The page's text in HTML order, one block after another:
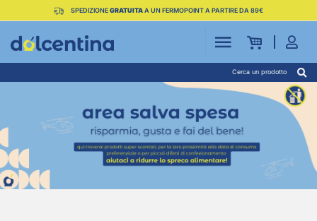
SPEDIZIONEGRATUITAA UN FERMOPOINT A PARTIRE DA 89€
Cerca un prodotto